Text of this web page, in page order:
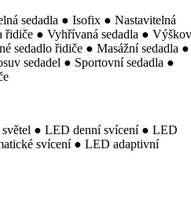
sedadla ● Isofix ● Nastavitelná
řidiče ● Vyhřívaná sedadla ●
sedadlo řidiče ● Masážní sedadla ●
sedadel ● Sportovní sedadla ●
● LED denní svícení ● LED
svícení ● LED adaptivní